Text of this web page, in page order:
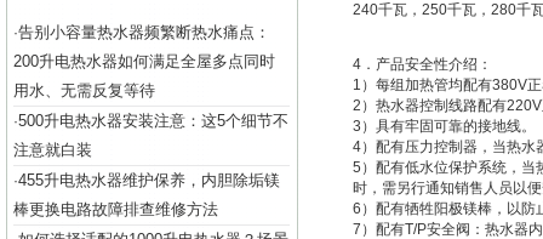
·告别小容量热水器频繁断热水痛点：
200升电热水器如何满足全屋多点同时
用水、无需反复等待
·500升电热水器安装注意：这5个细节不
注意就白装
·455升电热水器维护保养，内胆除垢镁
棒更换电路故障排查维修方法
240千瓦，250千瓦，280千
4．产品安全性介绍：
1）每组加热管均配有380V
2）热水器控制线路配有
3）具有牢固可靠的接地线。
4）配有压力控制器，当热水
5）配有低水位保护系统，当
时，需另行通知销售人员以
6）配有牺牲阳极镁棒，以防
7）配有T/P安全阀：热水器